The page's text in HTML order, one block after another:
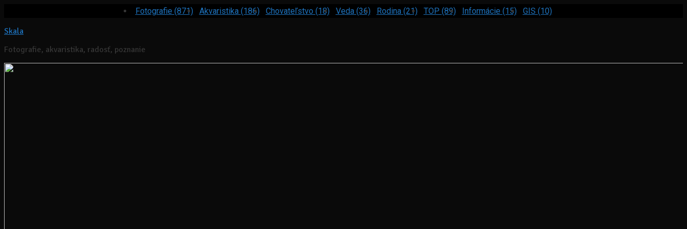
Fotografie (871) Akvaristika (186) Chovateľstvo (18) Veda (36) Rodina (21) TOP (89) Informácie (15) GIS (10)
Skala
Fotografie, akvaristika, radosť, poznanie